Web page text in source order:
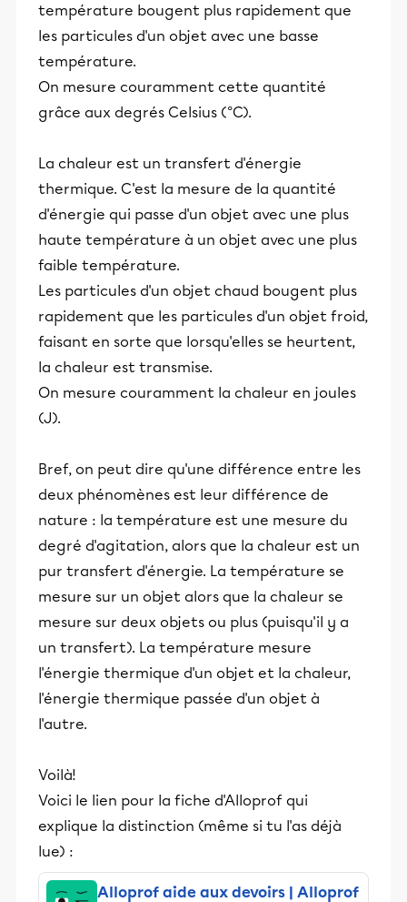
température bougent plus rapidement que
les particules d'un objet avec une basse
température.
On mesure couramment cette quantité
grâce aux degrés Celsius (°C).
La chaleur est un transfert d'énergie
thermique. C'est la mesure de la quantité
d'énergie qui passe d'un objet avec une plus
haute température à un objet avec une plus
faible température.
Les particules d'un objet chaud bougent plus
rapidement que les particules d'un objet froid,
faisant en sorte que lorsqu'elles se heurtent,
la chaleur est transmise.
On mesure couramment la chaleur en joules
(J).
Bref, on peut dire qu'une différence entre les
deux phénomènes est leur différence de
nature : la température est une mesure du
degré d'agitation, alors que la chaleur est un
pur transfert d'énergie. La température se
mesure sur un objet alors que la chaleur se
mesure sur deux objets ou plus (puisqu'il y a
un transfert). La température mesure
l'énergie thermique d'un objet et la chaleur,
l'énergie thermique passée d'un objet à
l'autre.
Voilà!
Voici le lien pour la fiche d'Alloprof qui
explique la distinction (même si tu l'as déjà
lue) :
Alloprof aide aux devoirs | Alloprof